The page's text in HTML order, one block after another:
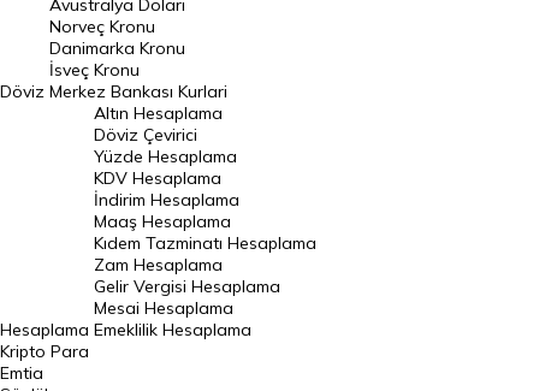
Danimarka Kronu Kuru
Kanada Doları Kuru
Norveç Kronu Kuru
İsveç Kronu Kuru
Japon Yeni Kuru
Serbest Piyasa Döviz Kurları
Merkez Bankası Döviz Kurları
Altın Fiyatları
Gram Altın Fiyatı
Döviz
Avustralya Doları
Norveç Kronu
Danimarka Kronu
İsveç Kronu
Merkez Bankası Kurlari
Hesaplama
Altın Hesaplama
Döviz Çevirici
Yüzde Hesaplama
KDV Hesaplama
İndirim Hesaplama
Maaş Hesaplama
Kıdem Tazminatı Hesaplama
Zam Hesaplama
Gelir Vergisi Hesaplama
Mesai Hesaplama
Emeklilik Hesaplama
Kripto Para
Emtia